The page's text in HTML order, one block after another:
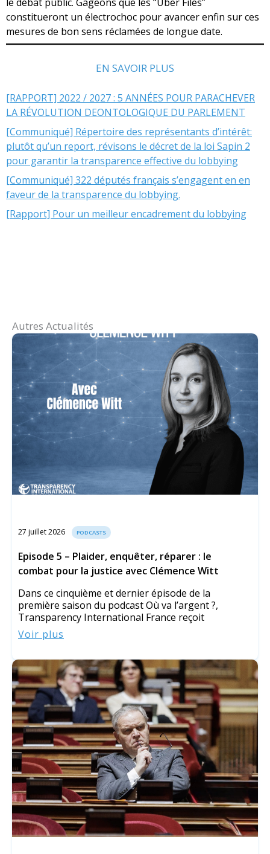
constitueront un électrochoc pour avancer enfin sur ces
mesures de bon sens réclamées de longue date.
EN SAVOIR PLUS
[RAPPORT] 2022 / 2027 : 5 ANNÉES POUR PARACHEVER
LA RÉVOLUTION DEONTOLOGIQUE DU PARLEMENT
[Communiqué] Répertoire des représentants d’intérêt:
plutôt qu’un report, révisons le décret de la loi Sapin 2
pour garantir la transparence effective du lobbying
[Communiqué] 322 députés français s’engagent en en
faveur de la transparence du lobbying.
[Rapport] Pour un meilleur encadrement du lobbying
Autres Actualités
27 juillet 2026 PODCASTS
Episode 5 – Plaider, enquêter, réparer : le
combat pour la justice avec Clémence Witt
Dans ce cinquième et dernier épisode de la
première saison du podcast Où va l’argent ?,
Transparency International France reçoit
Voir plus